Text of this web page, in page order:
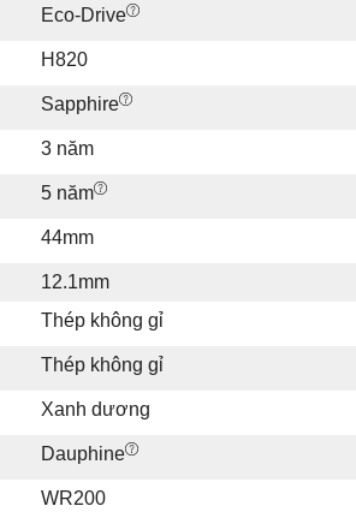
Eco-Drive
H820
Sapphire
3 năm
5 năm
44mm
12.1mm
Thép không gỉ
Thép không gỉ
Xanh dương
Dauphine
WR200